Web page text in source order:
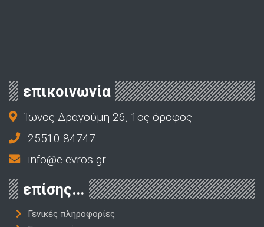
επικοινωνία
Ίωνος Δραγούμη 26, 1ος όροφος
25510 84747
info@e-evros.gr
επίσης...
Γενικές πληροφορίες